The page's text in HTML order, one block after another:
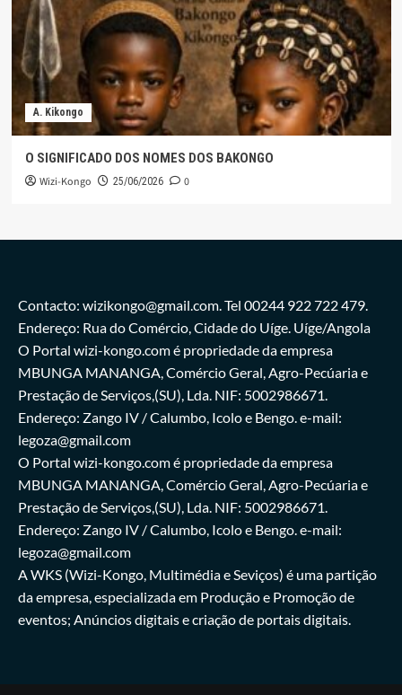
A. Kikongo
O SIGNIFICADO DOS NOMES DOS BAKONGO
Wizi-Kongo 25/06/2026 0
Contacto: wizikongo@gmail.com. Tel 00244 922 722 479.
Endereço: Rua do Comércio, Cidade do Uíge. Uíge/Angola
O Portal wizi-kongo.com é propriedade da empresa
MBUNGA MANANGA, Comércio Geral, Agro-Pecúaria e
Prestação de Serviços,(SU), Lda. NIF: 5002986671.
Endereço: Zango IV / Calumbo, Icolo e Bengo. e-mail:
legoza@gmail.com
O Portal wizi-kongo.com é propriedade da empresa
MBUNGA MANANGA, Comércio Geral, Agro-Pecúaria e
Prestação de Serviços,(SU), Lda. NIF: 5002986671.
Endereço: Zango IV / Calumbo, Icolo e Bengo. e-mail:
legoza@gmail.com
A WKS (Wizi-Kongo, Multimédia e Seviços) é uma partição
da empresa, especializada em Produção e Promoção de
eventos; Anúncios digitais e criação de portais digitais.